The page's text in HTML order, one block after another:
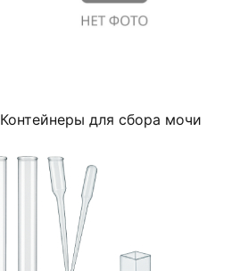
Контейнеры для сбора мочи